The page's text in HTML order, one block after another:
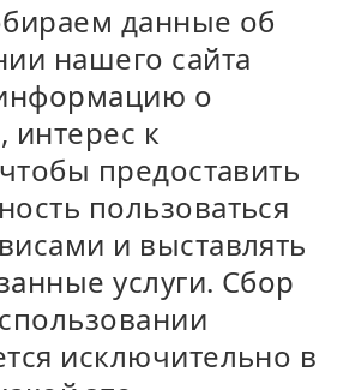
данные об
нашего сайта
о
интерес к
предоставить
пользоваться
и выставлять
услуги. Сбор
исключительно в